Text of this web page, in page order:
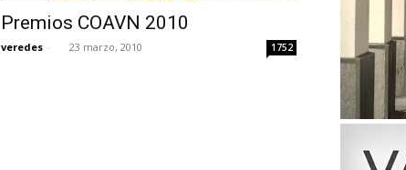
Premios COAVN 2010
veredes - 23 marzo, 2010 1752